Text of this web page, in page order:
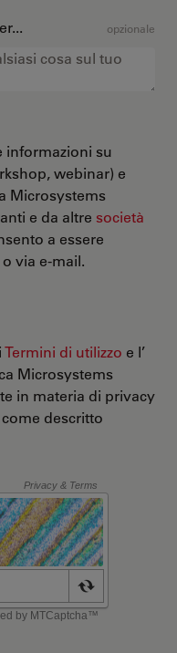
opzionale
informazioni su
webinar) e
Microsystems
e da altre società
a essere
via e-mail.
Termini di utilizzo e l’
Microsystems
in materia di privacy
descritto